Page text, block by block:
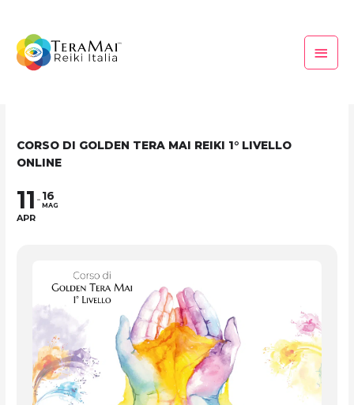
contenuto
CORSO DI GOLDEN TERA MAI REIKI 1° LIVELLO
ONLINE
11
APR
16
MAG